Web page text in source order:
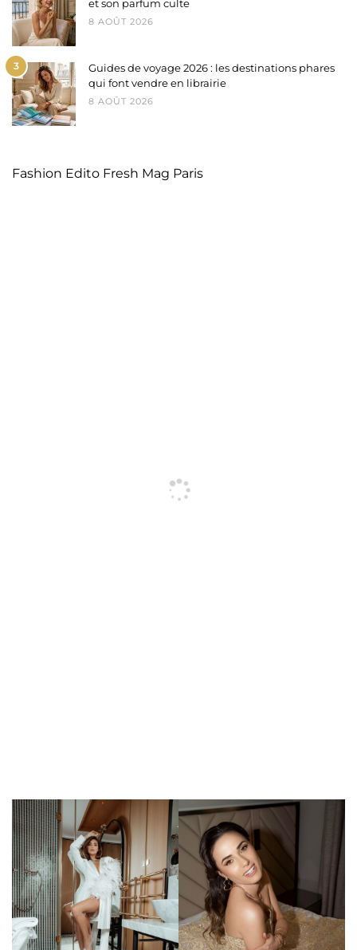
et son parfum culte
8 AOÛT 2026
3
Guides de voyage 2026 : les destinations phares
qui font vendre en librairie
8 AOÛT 2026
Fashion Edito Fresh Mag Paris